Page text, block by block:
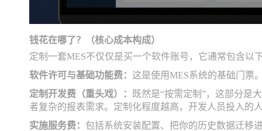
钱花在哪了？（核心成本构成）
定制一套MES不仅仅是买一个软件账号，它通常包含以
软件许可与基础功能费： 这是使用MES系统的基础门票
定制开发费（重头戏）：
既然是“按需定制”，这部分是
者复杂的报表需求。定制化程度越高，开发人员投入的
实施服务费： 包括系统安装配置、把你的历史数据迁移